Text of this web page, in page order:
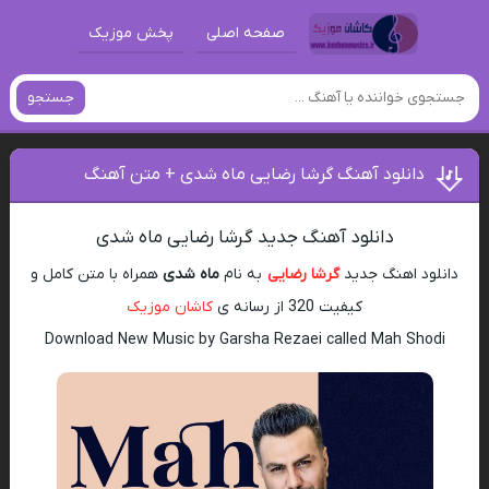
صفحه اصلی پخش موزیک
جستجو
دانلود آهنگ گرشا رضایی ماه شدی + متن آهنگ
دانلود آهنگ جدید گرشا رضایی ماه شدی
دانلود اهنگ جدیدگرشا رضایی به نام ماه شدی همراه با متن کامل و
کیفیت 320 از رسانه ی
کاشان موزیک
Download New Music by Garsha Rezaei called Mah Shodi